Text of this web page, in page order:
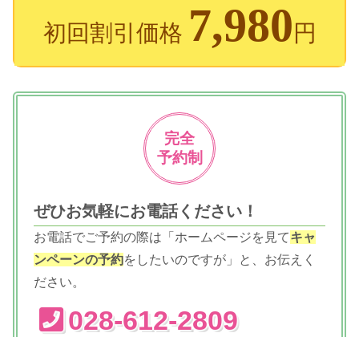
初回割引価格 7,980 円
完全
予約制
ぜひお気軽にお電話ください！
お電話でご予約の際は「ホームページを見てキャ
ンペーンの予約をしたいのですが」と、お伝えく
ださい。
028-612-2809